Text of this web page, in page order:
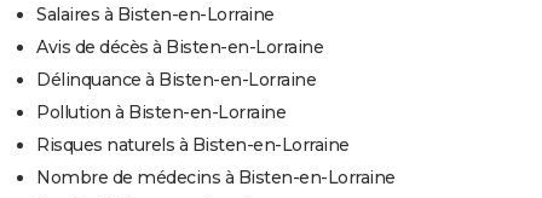
Salaires à Bisten-en-Lorraine
Avis de décès à Bisten-en-Lorraine
Délinquance à Bisten-en-Lorraine
Pollution à Bisten-en-Lorraine
Risques naturels à Bisten-en-Lorraine
Nombre de médecins à Bisten-en-Lorraine